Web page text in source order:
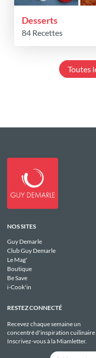
Desserts
84 Recettes
Toutes
NOS SITES
Guy Demarle
Club Guy Demarle
Le Mag'
Boutique
Be Save
i-Cook'in
RESTEZ CONNECTÉ
Recevez chaque semaine un
concentré d'inspiration cuilinaire
Inscrivez-vous à la Miamletter.